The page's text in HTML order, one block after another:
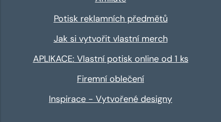
Potisk reklamních předmětů
Jak si vytvořit vlastní merch
APLIKACE: Vlastní potisk online od 1 ks
Firemní oblečení
Inspirace - Vytvořené designy